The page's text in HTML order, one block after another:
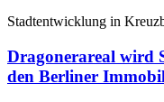
Stadtentwicklung in
Dragonerareal wird
den Berliner